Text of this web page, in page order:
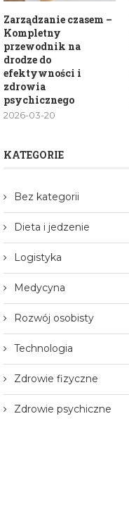
Zarządzanie czasem –
Kompletny
przewodnik na
drodze do
efektywności i
zdrowia
psychicznego
2026-03-20
KATEGORIE
Bez kategorii
Dieta i jedzenie
Logistyka
Medycyna
Rozwój osobisty
Technologia
Zdrowie fizyczne
Zdrowie psychiczne